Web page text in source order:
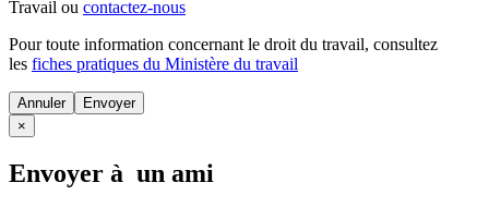
Travail ou contactez-nous
Pour toute information concernant le droit du travail, consultez
les fiches pratiques du Ministère du travail
Annuler
×
Envoyer à un ami